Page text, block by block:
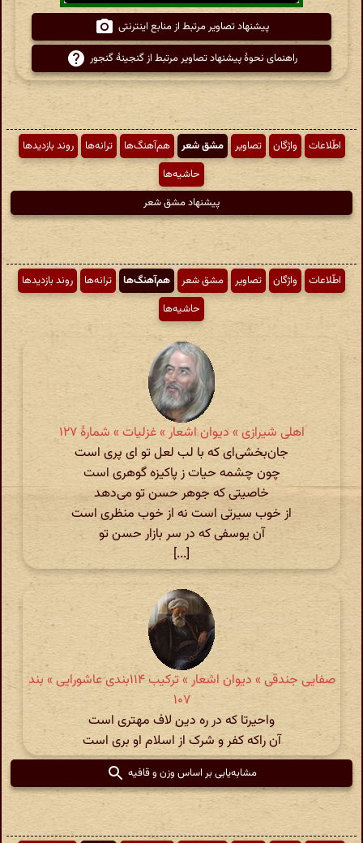
پیشنهاد تصاویر مرتبط از منابع اینترنتی
راهنمای نحوهٔ پیشنهاد تصاویر مرتبط از گنجینهٔ گنجور
اطّلاعات واژگان تصاویر مشق شعر هم‌آهنگ‌ها ترانه‌ها
روند بازدیدها
حاشیه‌ها
پیشنهاد مشق شعر
اطّلاعات واژگان تصاویر مشق شعر هم‌آهنگ‌ها ترانه‌ها
روند بازدیدها
حاشیه‌ها
اهلی شیرازی » دیوان اشعار » غزلیات » شمارهٔ ۱۲۷
جان‌بخشی‌ای که با لب لعل تو ای پری است
چون چشمه حیات ز پاکیزه گوهری است
خاصیتی که جوهر حسن تو می‌دهد
از خوب سیرتی است نه از خوب منظری است
آن یوسفی که در سر بازار حسن تو
[...]
صفایی جندقی » دیوان اشعار » ترکیب ۱۱۴بندی عاشورایی » بند
۱۰۷
واحیرتا که در ره دین لاف مهتری است
آن راکه کفر و شرک از اسلام او بری است
مشابه‌یابی بر اساس وزن و قافیه